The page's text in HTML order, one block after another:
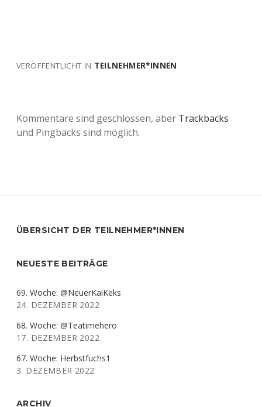
VERÖFFENTLICHT IN TEILNEHMER*INNEN
Kommentare sind geschlossen, aber Trackbacks
und Pingbacks sind möglich.
Sidebar
ÜBERSICHT DER TEILNEHMER*INNEN
NEUESTE BEITRÄGE
69. Woche: @NeuerKaiKeks
24. DEZEMBER 2022
68. Woche: @Teatimehero
17. DEZEMBER 2022
67. Woche: Herbstfuchs1
3. DEZEMBER 2022
ARCHIV